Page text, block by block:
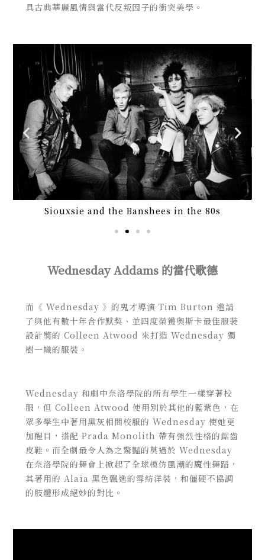
具古典華麗風情與當代反叛因子的衝突美學。
Siouxsie and the Banshees in the 80s
Wednesday Addams 的當代歌德
而《 Wednesday 》的鬼才導演 Tim Burton 邀請
了與他有數十年合作默契、並四度榮獲奧斯卡最佳服裝
設計獎的 Colleen Atwood 來打造 Wednesday 獨
樹一幟的服裝。
Wednesday 和劇中奈洛學院的所有學生一樣穿著校
服，但 Colleen Atwood 使用別於其他的藍紫色，在
眾多學生中著用黑灰相間校服的 Wednesday 使她更
加醒目，搭配 Prada Monolith 帶有強烈性格的鋸齒
皮鞋。而全劇最令人為之驚豔的莫過於 Wednesday
在奈洛學院的舞會上掀起了全球模仿風潮的魔性舞蹈，
其著用的 Alaïa 黑色飄逸的雪紡洋裝，和僵硬不協調
的肢體形成絕妙的對比。